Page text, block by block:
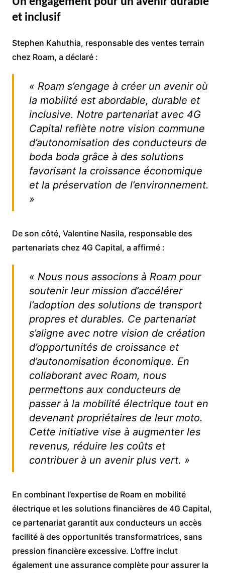
et inclusif
Stephen Kahuthia, responsable des ventes terrain
chez Roam, a déclaré :
« Roam s’engage à créer un avenir où
la mobilité est abordable, durable et
inclusive. Notre partenariat avec 4G
Capital reflète notre vision commune
d’autonomisation des conducteurs de
boda boda grâce à des solutions
favorisant la croissance économique
et la préservation de l’environnement.
»
De son côté, Valentine Nasila, responsable des
partenariats chez 4G Capital, a affirmé :
« Nous nous associons à Roam pour
soutenir leur mission d’accélérer
l’adoption des solutions de transport
propres et durables. Ce partenariat
s’aligne avec notre vision de création
d’opportunités de croissance et
d’autonomisation économique. En
collaborant avec Roam, nous
permettons aux conducteurs de
passer à la mobilité électrique tout en
devenant propriétaires de leur moto.
Cette initiative vise à augmenter les
revenus, réduire les coûts et
contribuer à un avenir plus vert. »
En combinant l’expertise de Roam en mobilité
électrique et les solutions financières de 4G Capital,
ce partenariat garantit aux conducteurs un accès
facilité à des opportunités transformatrices, sans
pression financière excessive. L’offre inclut
également une assurance complète pour assurer la